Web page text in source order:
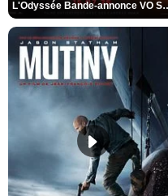
L'Odyssée